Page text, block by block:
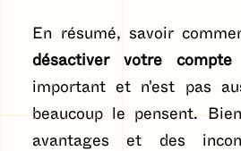
En résumé, savoir
désactiver votre compte
important et n'est pas
beaucoup le pensent.
avantages et des